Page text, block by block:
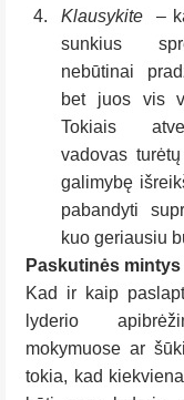
Klausykite
–
sunkius
nebūtinai
bet juos vis
Tokiais
vadovas
galimybę
pabandyti
kuo geriausiu
Paskutinės mintys
Kad ir kaip
lyderio
mokymuose ar
tokia, kad